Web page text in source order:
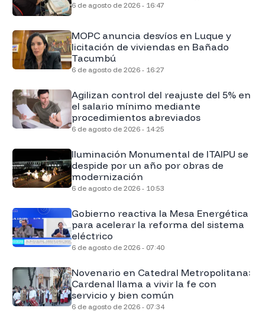
6 de agosto de 2026 - 16:47
MOPC anuncia desvíos en Luque y
licitación de viviendas en Bañado
Tacumbú
6 de agosto de 2026 - 16:27
Agilizan control del reajuste del 5% en
el salario mínimo mediante
procedimientos abreviados
6 de agosto de 2026 - 14:25
Iluminación Monumental de ITAIPU se
despide por un año por obras de
modernización
6 de agosto de 2026 - 10:53
Gobierno reactiva la Mesa Energética
para acelerar la reforma del sistema
eléctrico
6 de agosto de 2026 - 07:40
Novenario en Catedral Metropolitana:
Cardenal llama a vivir la fe con
servicio y bien común
6 de agosto de 2026 - 07:34